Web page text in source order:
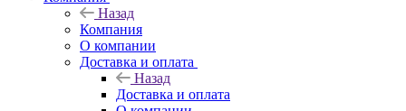
Назад
Компания
О компании
Доставка и оплата
Назад
Доставка и оплата